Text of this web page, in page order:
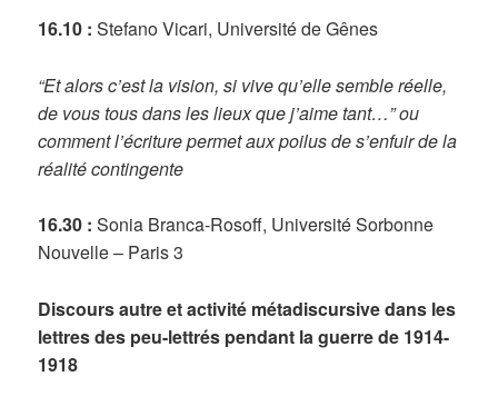
16.10 : Stefano Vicari, Université de Gênes
“Et alors c’est la vision, si vive qu’elle semble réelle,
de vous tous dans les lieux que j’aime tant…” ou
comment l’écriture permet aux poilus de s’enfuir de la
réalité contingente
16.30 : Sonia Branca-Rosoff, Université Sorbonne
Nouvelle – Paris 3
Discours autre et activité métadiscursive dans les
lettres des peu-lettrés pendant la guerre de 1914-
1918